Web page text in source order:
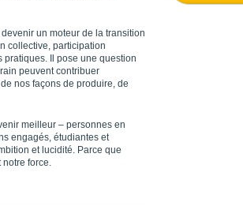
un moteur de la transition
collective, participation
Il pose une question
peuvent contribuer
nos façons de produire, de
meilleur – personnes en
engagés, étudiantes et
et lucidité. Parce que
notre force.